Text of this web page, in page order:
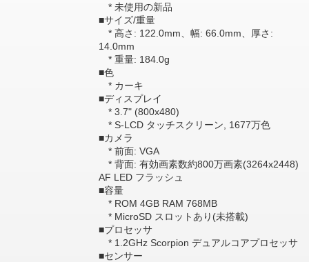
* 未使用の新品
■サイズ/重量
* 高さ: 122.0mm、幅: 66.0mm、厚さ:
14.0mm
* 重量: 184.0g
■色
* カーキ
■ディスプレイ
* 3.7" (800x480)
* S-LCD タッチスクリーン, 1677万色
■カメラ
* 前面: VGA
* 背面: 有効画素数約800万画素(3264x2448)
AF LED フラッシュ
■容量
* ROM 4GB RAM 768MB
* MicroSD スロットあり(未搭載)
■プロセッサ
* 1.2GHz Scorpion デュアルコアプロセッサ
■センサー